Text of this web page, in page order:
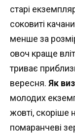
старі
соковиті
менше за
овоч краще
триває
вересня. Як
молодих
жовті, скоріше
помаранчеві